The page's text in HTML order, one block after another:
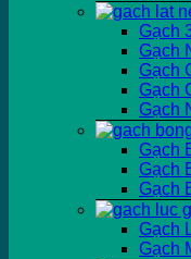
Gạch
Gạch
Gạch
Gạch
Gạch
Gạch
Gạch
Gạch
Gạch
Gạch